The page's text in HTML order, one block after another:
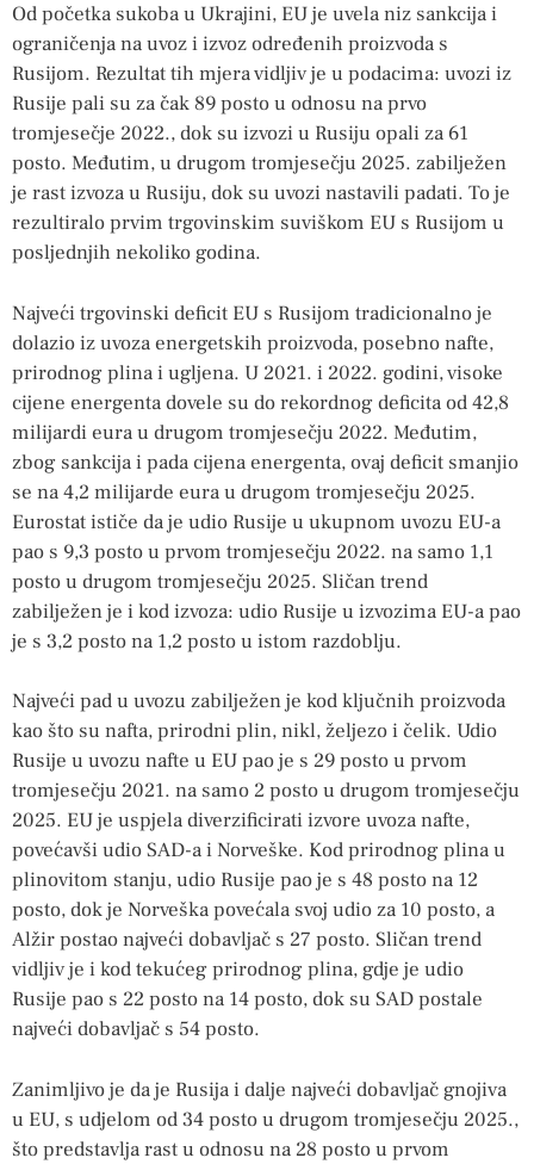
Od početka sukoba u Ukrajini, EU je uvela niz sankcija i
ograničenja na uvoz i izvoz određenih proizvoda s
Rusijom. Rezultat tih mjera vidljiv je u podacima: uvozi iz
Rusije pali su za čak 89 posto u odnosu na prvo
tromjesečje 2022., dok su izvozi u Rusiju opali za 61
posto. Međutim, u drugom tromjesečju 2025. zabilježen
je rast izvoza u Rusiju, dok su uvozi nastavili padati. To je
rezultiralo prvim trgovinskim suviškom EU s Rusijom u
posljednjih nekoliko godina.
Najveći trgovinski deficit EU s Rusijom tradicionalno je
dolazio iz uvoza energetskih proizvoda, posebno nafte,
prirodnog plina i ugljena. U 2021. i 2022. godini, visoke
cijene energenta dovele su do rekordnog deficita od 42,8
milijardi eura u drugom tromjesečju 2022. Međutim,
zbog sankcija i pada cijena energenta, ovaj deficit smanjio
se na 4,2 milijarde eura u drugom tromjesečju 2025.
Eurostat ističe da je udio Rusije u ukupnom uvozu EU-a
pao s 9,3 posto u prvom tromjesečju 2022. na samo 1,1
posto u drugom tromjesečju 2025. Sličan trend
zabilježen je i kod izvoza: udio Rusije u izvozima EU-a pao
je s 3,2 posto na 1,2 posto u istom razdoblju.
Najveći pad u uvozu zabilježen je kod ključnih proizvoda
kao što su nafta, prirodni plin, nikl, željezo i čelik. Udio
Rusije u uvozu nafte u EU pao je s 29 posto u prvom
tromjesečju 2021. na samo 2 posto u drugom tromjesečju
2025. EU je uspjela diverzificirati izvore uvoza nafte,
povećavši udio SAD-a i Norveške. Kod prirodnog plina u
plinovitom stanju, udio Rusije pao je s 48 posto na 12
posto, dok je Norveška povećala svoj udio za 10 posto, a
Alžir postao najveći dobavljač s 27 posto. Sličan trend
vidljiv je i kod tekućeg prirodnog plina, gdje je udio
Rusije pao s 22 posto na 14 posto, dok su SAD postale
najveći dobavljač s 54 posto.
Zanimljivo je da je Rusija i dalje najveći dobavljač gnojiva
u EU, s udjelom od 34 posto u drugom tromjesečju 2025.,
što predstavlja rast u odnosu na 28 posto u prvom